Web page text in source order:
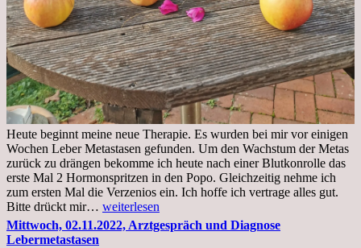
Heute beginnt meine neue Therapie. Es wurden bei mir vor einigen
Wochen Leber Metastasen gefunden. Um den Wachstum der Metas
zurück zu drängen bekomme ich heute nach einer Blutkonrolle das
erste Mal 2 Hormonspritzen in den Popo. Gleichzeitig nehme ich
zum ersten Mal die Verzenios ein. Ich hoffe ich vertrage alles gut.
Bitte drückt mir… Mittwoch,
09.11.2022
weiterlesen
Mittwoch, 02.11.2022, Arztgespräch und Diagnose
Lebermetastasen